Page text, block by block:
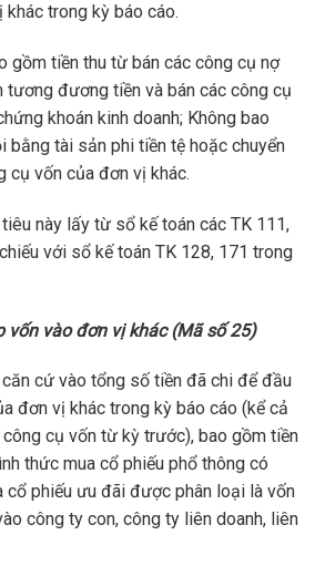
trong kỳ báo cáo.
gồm tiền thu từ bán các công cụ nợ
đương tiền và bán các công cụ
khoán kinh doanh; Không bao
bằng tài sản phi tiền tệ hoặc chuyển
cụ vốn của đơn vị khác.
này lấy từ sổ kế toán các TK 111,
với sổ kế toán TK 128, 171 trong
vốn vào đơn vị khác (Mã số 25)
cứ vào tổng số tiền đã chi để đầu
đơn vị khác trong kỳ báo cáo (kể cả
cụ vốn từ kỳ trước), bao gồm tiền
thức mua cổ phiếu phổ thông có
cổ phiếu ưu đãi được phân loại là vốn
công ty con, công ty liên doanh, liên